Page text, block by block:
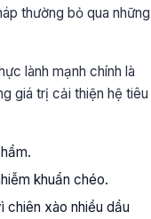
thường bỏ qua những
lành mạnh chính là
giá trị cải thiện hệ tiêu
khuẩn chéo.
chiên xào nhiều dầu